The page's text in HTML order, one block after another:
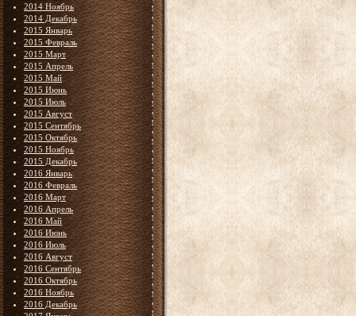
2014 Ноябрь
2014 Декабрь
2015 Январь
2015 Февраль
2015 Март
2015 Апрель
2015 Май
2015 Июнь
2015 Июль
2015 Август
2015 Сентябрь
2015 Октябрь
2015 Ноябрь
2015 Декабрь
2016 Январь
2016 Февраль
2016 Март
2016 Апрель
2016 Май
2016 Июнь
2016 Июль
2016 Август
2016 Сентябрь
2016 Октябрь
2016 Ноябрь
2016 Декабрь